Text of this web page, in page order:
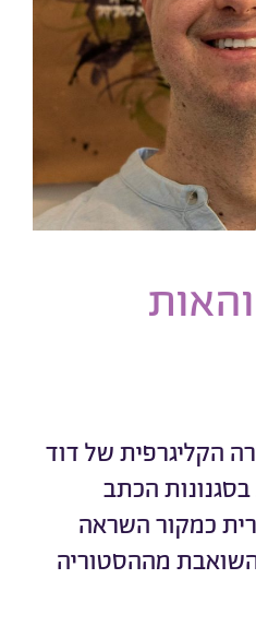
הקליגרפית של דוד
הכתב
כמקור השראה
השואבת מההסטוריה